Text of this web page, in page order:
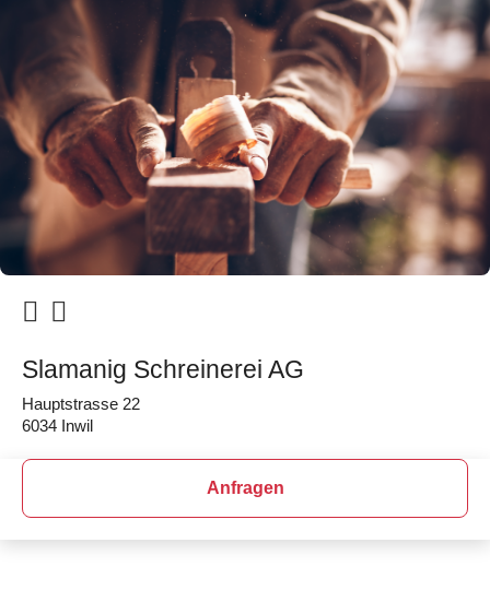
Slamanig Schreinerei AG
Hauptstrasse 22
6034 Inwil
Anfragen